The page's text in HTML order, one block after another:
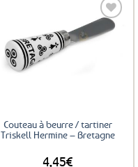
Couteau à beurre / tartiner
Triskell Hermine – Bretagne
4,45€